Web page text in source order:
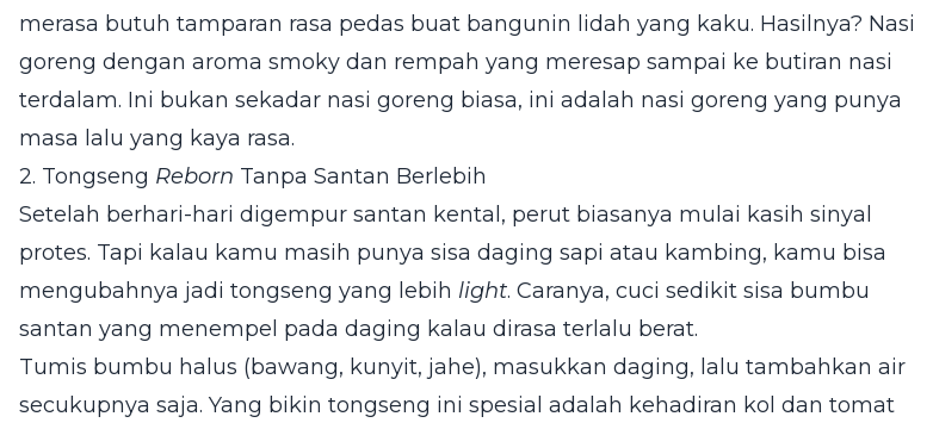
merasa butuh tamparan rasa pedas buat bangunin lidah yang kaku. Hasilnya? Nasi
goreng dengan aroma smoky dan rempah yang meresap sampai ke butiran nasi
terdalam. Ini bukan sekadar nasi goreng biasa, ini adalah nasi goreng yang punya
masa lalu yang kaya rasa.
2. Tongseng Reborn Tanpa Santan Berlebih
Setelah berhari-hari digempur santan kental, perut biasanya mulai kasih sinyal
protes. Tapi kalau kamu masih punya sisa daging sapi atau kambing, kamu bisa
mengubahnya jadi tongseng yang lebih light. Caranya, cuci sedikit sisa bumbu
santan yang menempel pada daging kalau dirasa terlalu berat.
Tumis bumbu halus (bawang, kunyit, jahe), masukkan daging, lalu tambahkan air
secukupnya saja. Yang bikin tongseng ini spesial adalah kehadiran kol dan tomat